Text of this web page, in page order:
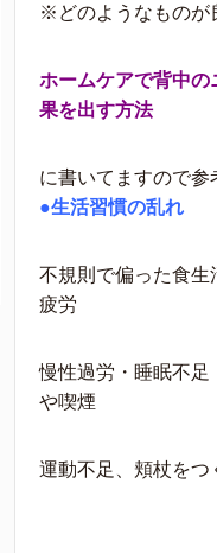
※どのようなものが
ホームケアで背中の
果を出す方法
に書いてますので参
●生活習慣の乱れ
不規則で偏った食生
疲労
慢性過労・睡眠不足
や喫煙
運動不足、頬杖をつ